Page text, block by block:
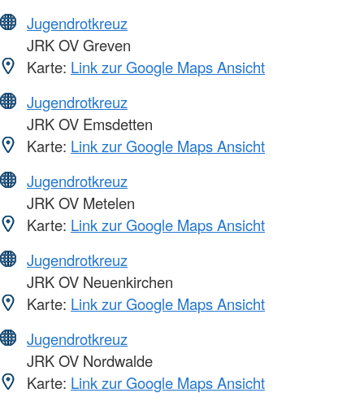
Jugendrotkreuz
JRK OV Greven
Karte: Link zur Google Maps Ansicht
Jugendrotkreuz
JRK OV Emsdetten
Karte: Link zur Google Maps Ansicht
Jugendrotkreuz
JRK OV Metelen
Karte: Link zur Google Maps Ansicht
Jugendrotkreuz
JRK OV Neuenkirchen
Karte: Link zur Google Maps Ansicht
Jugendrotkreuz
JRK OV Nordwalde
Karte: Link zur Google Maps Ansicht